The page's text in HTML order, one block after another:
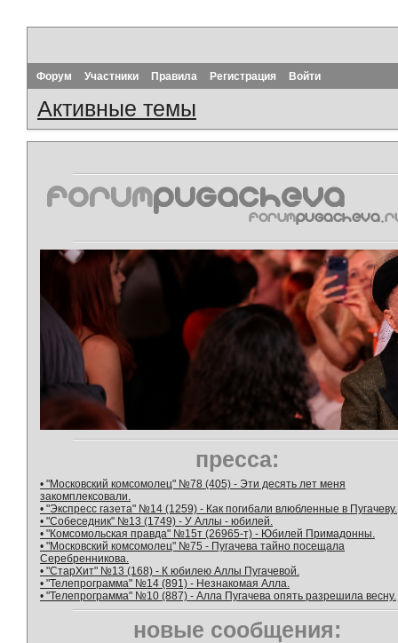
Форум Участники Правила Регистрация Войти
Активные темы
пресса:
• "Московский комсомолец" №78 (405) - Эти десять лет меня
закомплексовали.
• "Экспресс газета" №14 (1259) - Как погибали влюбленные в Пугачеву.
• "Собеседник" №13 (1749) - У Аллы - юбилей.
• "Комсомольская правда" №15т (26965-т) - Юбилей Примадонны.
• "Московский комсомолец" №75 - Пугачева тайно посещала
Серебренникова.
• "СтарХит" №13 (168) - К юбилею Аллы Пугачевой.
• "Телепрограмма" №14 (891) - Незнакомая Алла.
• "Телепрограмма" №10 (887) - Алла Пугачева опять разрешила весну.
новые сообщения: